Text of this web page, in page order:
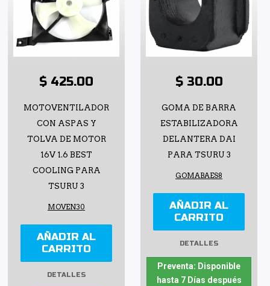
$ 425.00
MOTOVENTILADOR
CON ASPAS Y
TOLVA DE MOTOR
16V 1.6 BEST
COOLING PARA
TSURU 3
MOVEN30
AÑADIR AL
CARRITO
DETALLES
$ 30.00
GOMA DE BARRA
ESTABILIZADORA
DELANTERA DAI
PARA TSURU 3
GOMABAES8
AÑADIR AL
CARRITO
DETALLES
Preventa: Disponible
hasta 7 Días después